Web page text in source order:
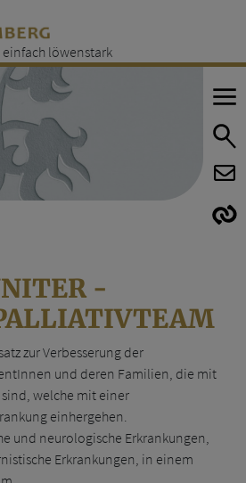
einfach löwenstark
-
zur Verbesserung der
und deren Familien, die mit
welche mit einer
einhergehen.
und neurologische Erkrankungen,
Erkrankungen, in einem